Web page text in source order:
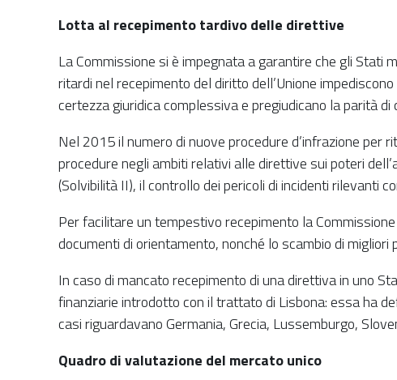
Lotta al recepimento tardivo delle direttive
La Commissione si è impegnata a garantire che gli Stati
ritardi nel recepimento del diritto dell’Unione
certezza giuridica complessiva e pregiudicano la parità di
Nel 2015 il numero di nuove procedure d’infrazione per
procedure negli ambiti relativi alle direttive sui poteri
(Solvibilità II), il controllo dei pericoli di incidenti rilevanti
Per facilitare un tempestivo recepimento la
documenti di orientamento, nonché lo scambio di migliori
In caso di mancato recepimento di una direttiva in uno
finanziarie introdotto con il trattato di Lisbona: essa ha
casi riguardavano Germania, Grecia, Lussemburgo,
Quadro di valutazione del mercato unico